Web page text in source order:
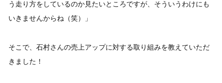
う走り方をしているのか見たいところですが、そういうわけにも
いきませんからね（笑）」
そこで、石村さんの売上アップに対する取り組みを教えていただ
きました！